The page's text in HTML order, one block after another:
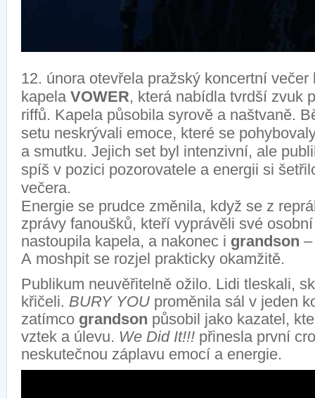
12. února otevřela pražský koncertní večer
kapela VOWER, která nabídla tvrdší zvuk
riffů. Kapela působilasyrově a naštvaně.
setu neskrývali emoce, které se
a smutku. Jejich set byl intenzivní, ale
spíš v pozici pozorovatele a energii si
večera.
Energie se prudce změnila, když se z
zprávy fanoušků, kteří vyprávěli své
nastoupila kapela, a nakonec i grandson
A moshpit se rozjel prakticky okamžitě.
Publikum neuvěřitelně ožilo. Lidi tleskali,
křičeli. BURY YOU proměnila sál v jeden
zatímco grandson působil jako kazatel,
vztek a úlevu. We DidIt!!! přinesla první
neskutečnou záplavu emocí a energie.